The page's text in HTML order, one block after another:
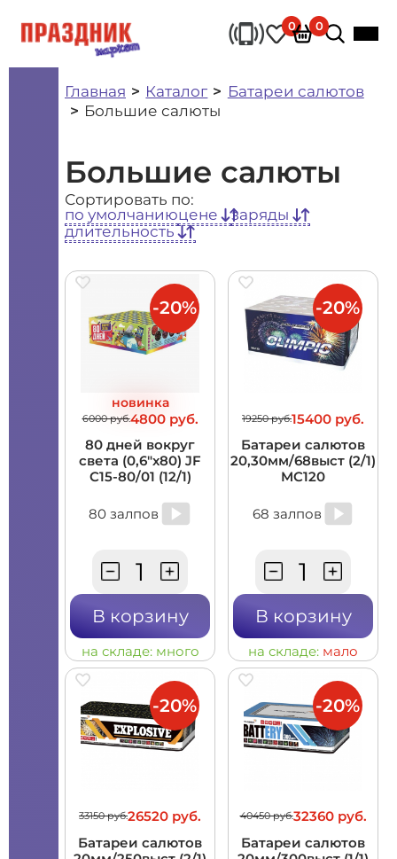
0 0
Главная Каталог
Батареи салютов
Большие салюты
Большие салюты
Сортировать по:
по умолчаниюцене
заряды
длительность
новинка
6000 руб.4800 руб.
80 дней вокруг
света (0,6"х80) JF
C15-80/01 (12/1)
80 залпов
В корзину
на складе: много
-20%
19250 руб.15400 руб.
Батареи салютов
20,30мм/68выст (2/1)
MC120
68 залпов
В корзину
на складе: мало
-20%
33150 руб.26520 руб.
Батареи салютов
-20%
40450 руб.32360 руб.
Батареи салютов
-20%